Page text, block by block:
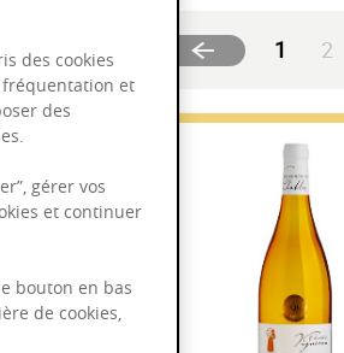
1 2
des cookies
et
des
gérer vos
et continuer
bouton en bas
de cookies,